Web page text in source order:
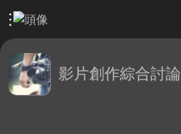
影片創作區 › 影片創作綜合討論
影片創作綜合討論